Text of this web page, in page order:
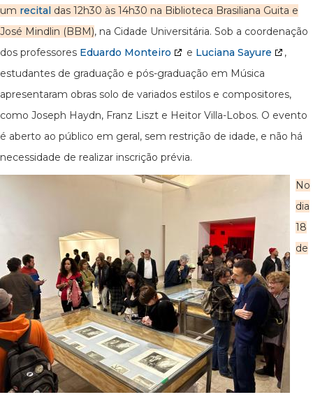
um recital das 12h30 às 14h30 na Biblioteca Brasiliana Guita e
José Mindlin (BBM), na Cidade Universitária. Sob a coordenação
dos professores Eduardo Monteiro e Luciana Sayure
,
estudantes de graduação e pós-graduação em Música
apresentaram obras solo de variados estilos e compositores,
como Joseph Haydn, Franz Liszt e Heitor Villa-Lobos. O evento
é aberto ao público em geral, sem restrição de idade, e não há
necessidade de realizar inscrição prévia.
No
dia
18
de